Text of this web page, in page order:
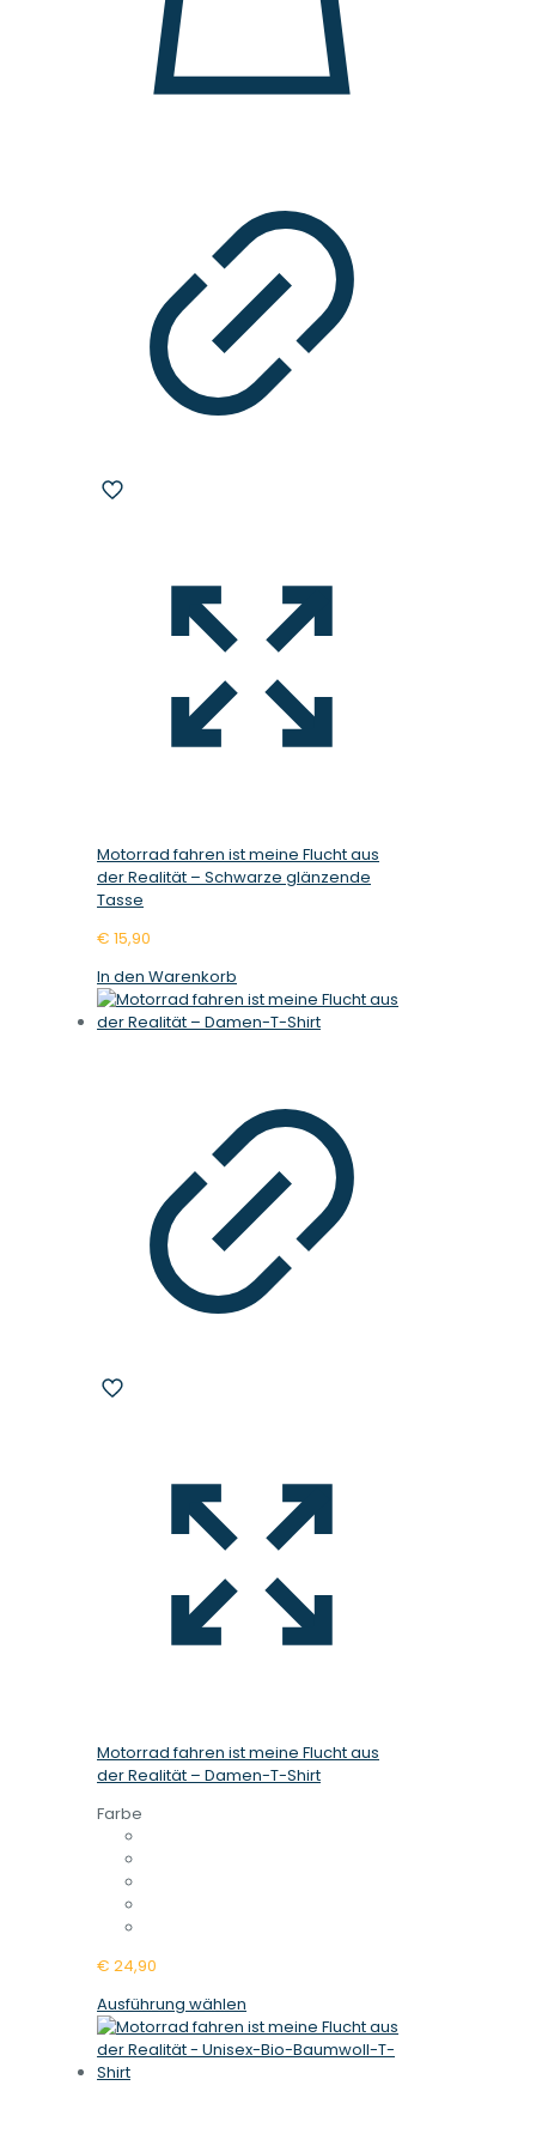
Motorrad fahren ist meine Flucht aus
der Realität – Schwarze glänzende
Tasse
€ 15,90
In den Warenkorb
Motorrad fahren ist meine Flucht aus
der Realität – Damen-T-Shirt
Farbe
€ 24,90
Ausführung wählen
Produkt
weist